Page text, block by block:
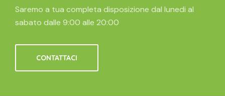
Saremo a tua completa disposizione dal lunedi al
sabato dalle 9:00 alle 20:00
CONTATTACI